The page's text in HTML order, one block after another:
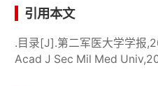
引用本文
.目录[J].第二军医大学学报
Acad J Sec Mil Med